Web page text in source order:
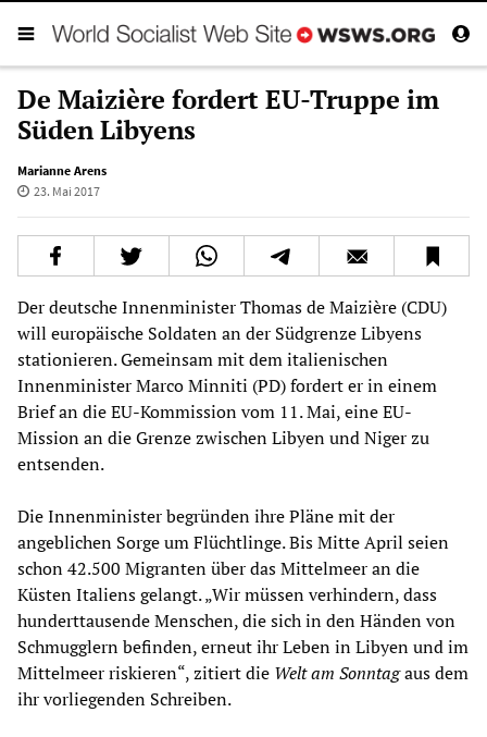
De Maizière fordert EU-Truppe im
Süden Libyens
Marianne Arens
23. Mai 2017
Der deutsche Innenminister Thomas de Maizière (CDU)
will europäische Soldaten an der Südgrenze Libyens
stationieren. Gemeinsam mit dem italienischen
Innenminister Marco Minniti (PD) fordert er in einem
Brief an die EU-Kommission vom 11. Mai, eine EU-
Mission an die Grenze zwischen Libyen und Niger zu
entsenden.
Die Innenminister begründen ihre Pläne mit der
angeblichen Sorge um Flüchtlinge. Bis Mitte April seien
schon 42.500 Migranten über das Mittelmeer an die
Küsten Italiens gelangt. „Wir müssen verhindern, dass
hunderttausende Menschen, die sich in den Händen von
Schmugglern befinden, erneut ihr Leben in Libyen und im
Mittelmeer riskieren“, zitiert die Welt am Sonntagaus dem
ihr vorliegenden Schreiben.